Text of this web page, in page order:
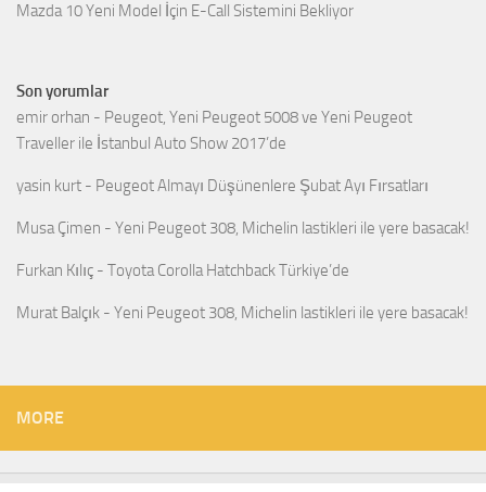
Mazda 10 Yeni Model İçin E-Call Sistemini Bekliyor
Son yorumlar
emir orhan - Peugeot, Yeni Peugeot 5008 ve Yeni Peugeot
Traveller ile İstanbul Auto Show 2017’de
yasin kurt - Peugeot Almayı Düşünenlere Şubat Ayı Fırsatları
Musa Çimen - Yeni Peugeot 308, Michelin lastikleri ile yere basacak!
Furkan Kılıç - Toyota Corolla Hatchback Türkiye’de
Murat Balçık - Yeni Peugeot 308, Michelin lastikleri ile yere basacak!
MORE